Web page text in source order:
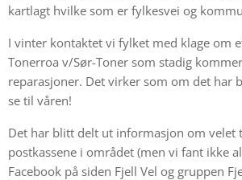
kartlagt hvilke som er fylkesvei og
I vinter kontaktet vi fylket med klage om
Tonerroa v/Sør-Toner som stadig
reparasjoner. Det virker som om det har
se til våren!
Det har blitt delt ut informasjon om velet
postkassene i området (men vi fant ikke
Facebook på siden Fjell Vel og gruppen